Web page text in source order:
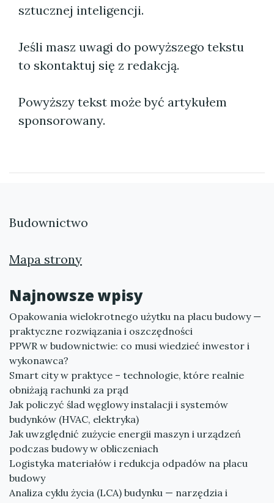
sztucznej inteligencji.
Jeśli masz uwagi do powyższego tekstu
to skontaktuj się z redakcją.
Powyższy tekst może być artykułem
sponsorowany.
Budownictwo
Mapa strony
Najnowsze wpisy
Opakowania wielokrotnego użytku na placu budowy —
praktyczne rozwiązania i oszczędności
PPWR w budownictwie: co musi wiedzieć inwestor i
wykonawca?
Smart city w praktyce – technologie, które realnie
obniżają rachunki za prąd
Jak policzyć ślad węglowy instalacji i systemów
budynków (HVAC, elektryka)
Jak uwzględnić zużycie energii maszyn i urządzeń
podczas budowy w obliczeniach
Logistyka materiałów i redukcja odpadów na placu
budowy
Analiza cyklu życia (LCA) budynku — narzędzia i